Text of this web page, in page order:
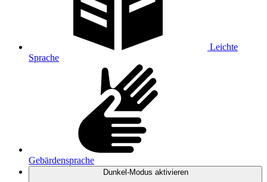
Leichte
Sprache
Gebärdensprache
Dunkel-Modus aktivieren